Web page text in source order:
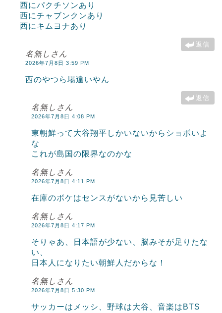
西にパクチソンあり
西にチャブンクンあり
西にキムヨナあり
返信
名無しさん
2026年7月8日 3:59 PM
西のやつら場違いやん
返信
名無しさん
2026年7月8日 4:08 PM
東朝鮮って大谷翔平しかいないからショボいよ
な
これが島国の限界なのかな
名無しさん
2026年7月8日 4:11 PM
在庫のボケはセンスがないから見苦しい
名無しさん
2026年7月8日 4:17 PM
そりゃあ、日本語が少ない、脳みそが足りたな
い、
日本人になりたい朝鮮人だからな！
名無しさん
2026年7月8日 5:30 PM
サッカーはメッシ、野球は大谷、音楽はBTS